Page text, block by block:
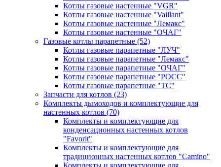
Котлы газовые настенные "VGR"
Котлы газовые настенные "Vaillant"
Котлы газовые настенные "Лемакс"
Котлы газовые настенные "ОЧАГ"
Газовые котлы парапетные (52)
Котлы газовые парапетные "ЛУЧ"
Котлы газовые парапетные "Лемакс"
Котлы газовые парапетные "ОЧАГ"
Котлы газовые парапетные "РОСС"
Котлы газовые парапетные "ТС"
Запчасти для котлов (23)
Комплекты дымоходов и комплектующие для
настенных котлов (70)
Комплекты и комплектующие для
конденсационных настенных котлов
"Favorit"
Комплекты и комплектующие для
традиционных настенных котлов "Camino"
Комплекты и комплектующие для